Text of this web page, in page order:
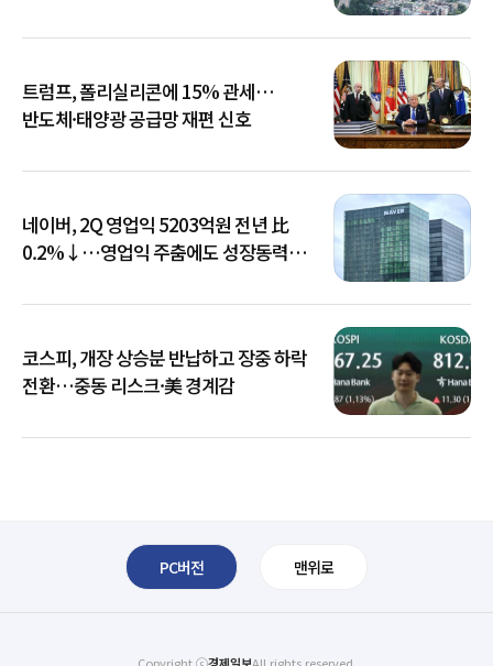
트럼프, 폴리실리콘에 15% 관세…
반도체·태양광 공급망 재편 신호
네이버, 2Q 영업익 5203억원 전년 比
0.2%↓…영업익 주춤에도 성장동력
코스피, 개장 상승분 반납하고 장중 하락
전환…중동 리스크·美 경계감
PC버전 맨위로
Copyright ⓒ경제일보All rights reserved.